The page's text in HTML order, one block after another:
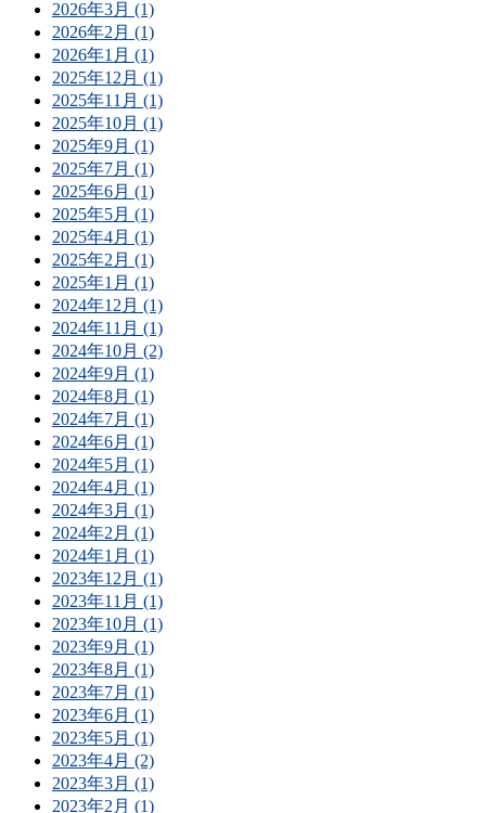
2026年3月 (1)
2026年2月 (1)
2026年1月 (1)
2025年12月 (1)
2025年11月 (1)
2025年10月 (1)
2025年9月 (1)
2025年7月 (1)
2025年6月 (1)
2025年5月 (1)
2025年4月 (1)
2025年2月 (1)
2025年1月 (1)
2024年12月 (1)
2024年11月 (1)
2024年10月 (2)
2024年9月 (1)
2024年8月 (1)
2024年7月 (1)
2024年6月 (1)
2024年5月 (1)
2024年4月 (1)
2024年3月 (1)
2024年2月 (1)
2024年1月 (1)
2023年12月 (1)
2023年11月 (1)
2023年10月 (1)
2023年9月 (1)
2023年8月 (1)
2023年7月 (1)
2023年6月 (1)
2023年5月 (1)
2023年4月 (2)
2023年3月 (1)
2023年2月 (1)